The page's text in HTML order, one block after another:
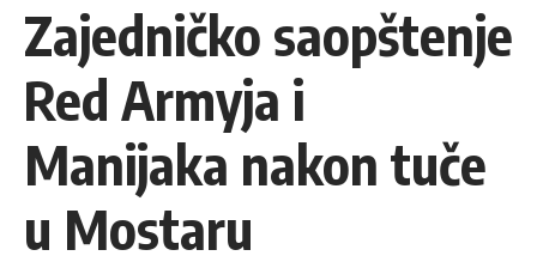
Zajedničko saopštenje
Red Armyja i
Manijaka nakon tuče
u Mostaru